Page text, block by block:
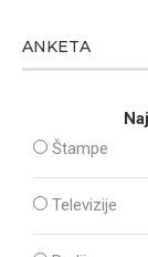
ANKETA
Štampe
Televizije